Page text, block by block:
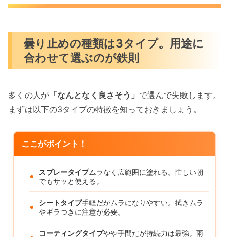
曇り止めの種類は3タイプ。用途に
合わせて選ぶのが鉄則
多くの人が 「なんとなく良さそう」 で選んで失敗します。
まずは以下の3タイプの特徴を知っておきましょう。
ここがポイント！
スプレータイプムラなく広範囲に塗れる。忙しい朝
でもサッと使える。
シートタイプ手軽だがムラになりやすい。拭きムラ
やギラつきに注意が必要。
コーティングタイプやや手間だが持続力は最強。雨